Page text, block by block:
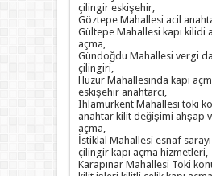
çilingir eskişehir,
Göztepe Mahallesi acil
Gültepe Mahallesi kapı kilidi
açma,
Gündoğdu Mahallesi vergi
çilingiri,
Huzur Mahallesinda kapı
eskişehir anahtarcı,
Ihlamurkent Mahallesi toki
anahtar kilit değişimi ahşap
açma,
İstiklal Mahallesi esnaf
çilingir kapı açma hizmetleri,
Karapınar Mahallesi Toki